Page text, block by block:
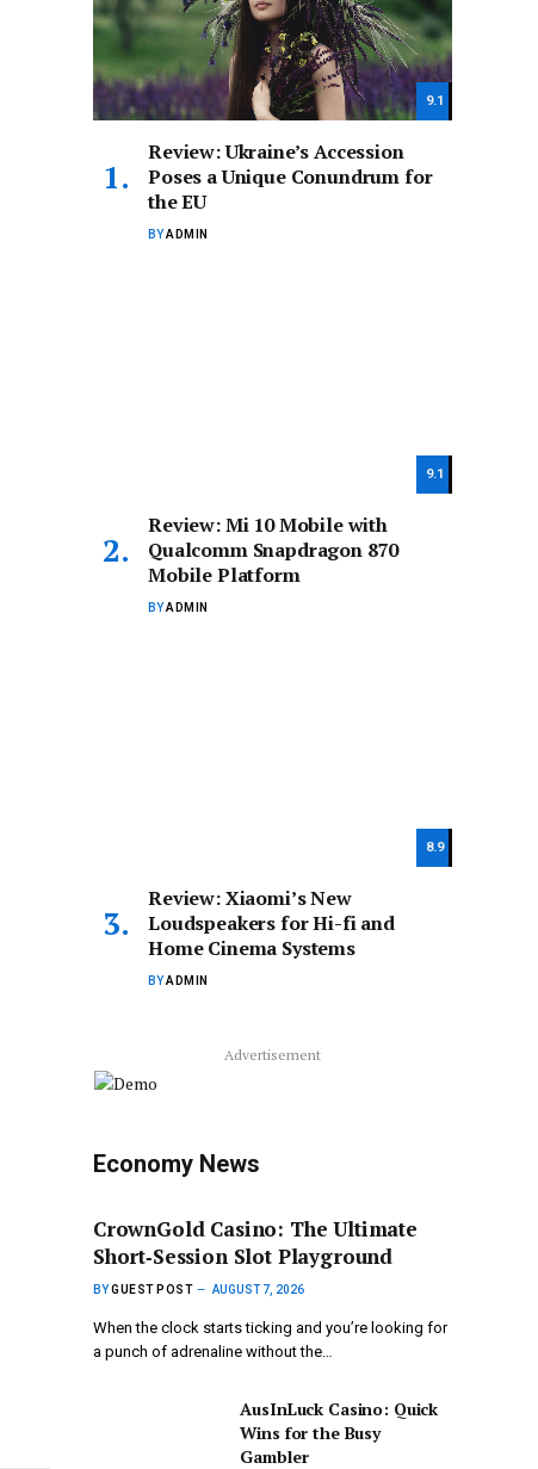
9.1
Review: Ukraine’s Accession
Poses a Unique Conundrum for
the EU
BYADMIN
9.1
Review: Mi 10 Mobile with
Qualcomm Snapdragon 870
Mobile Platform
BYADMIN
8.9
Review: Xiaomi’s New
Loudspeakers for Hi-fi and
Home Cinema Systems
BYADMIN
Advertisement
Economy News
CrownGold Casino: The Ultimate
Short‑Session Slot Playground
BYGUEST POST AUGUST 7, 2026
When the clock starts ticking and you’re looking for
a punch of adrenaline without the…
AusInLuck Casino: Quick
Wins for the Busy
Gambler